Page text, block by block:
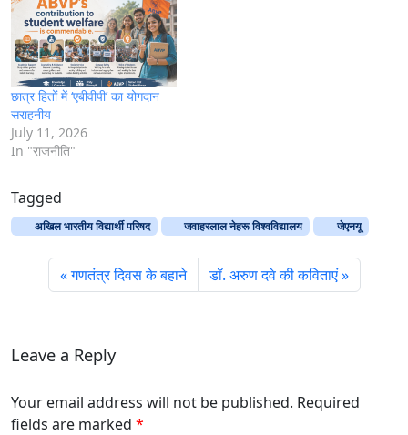
छात्र हितों में ‘एबीवीपी’ का योगदान
सराहनीय
July 11, 2026
In "राजनीति"
Tagged
अखिल भारतीय विद्यार्थी परिषद जवाहरलाल नेहरू विश्‍वविद्यालय जेएनयू
गणतंत्र दिवस के बहाने डॉ. अरुण दवे की कविताएं
Leave a Reply
Your email address will not be published. Required
fields are marked *